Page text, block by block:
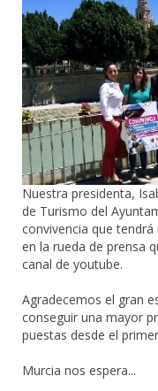
Nuestra presidenta,
de Turismo del
convivencia que
en la rueda de prensa
canal de youtube.
Agradecemos el gran
conseguir una mayor
puestas desde el
Murcia nos espera...